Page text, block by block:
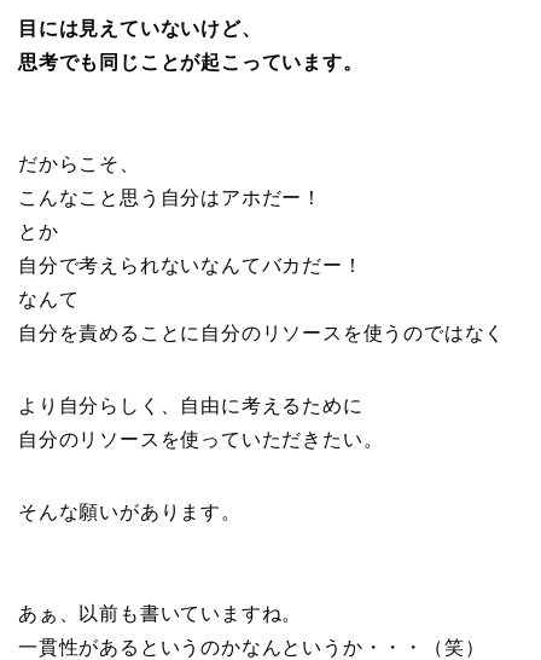
目には見えていないけど、
思考でも同じことが起こっています。
だからこそ、
こんなこと思う自分はアホだー！
とか
自分で考えられないなんてバカだー！
なんて
自分を責めることに自分のリソースを使うのではなく
より自分らしく、自由に考えるために
自分のリソースを使っていただきたい。
そんな願いがあります。
あぁ、以前も書いていますね。
一貫性があるというのかなんというか・・・（笑）